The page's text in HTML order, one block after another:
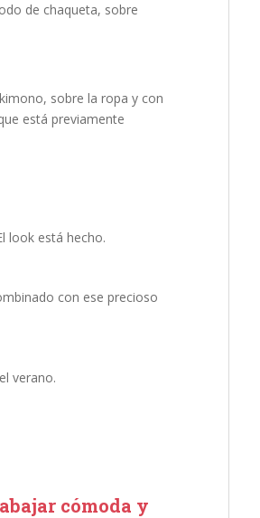
de chaqueta, sobre
sobre la ropa y con
está previamente
look está hecho.
con ese precioso
verano.
cómoda y